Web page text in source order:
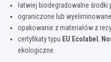
łatwiej biodegradowalne
ograniczone lub
opakowanie z materiałów z
certyfikaty typu EU Ecolabel ,
ekologiczne.